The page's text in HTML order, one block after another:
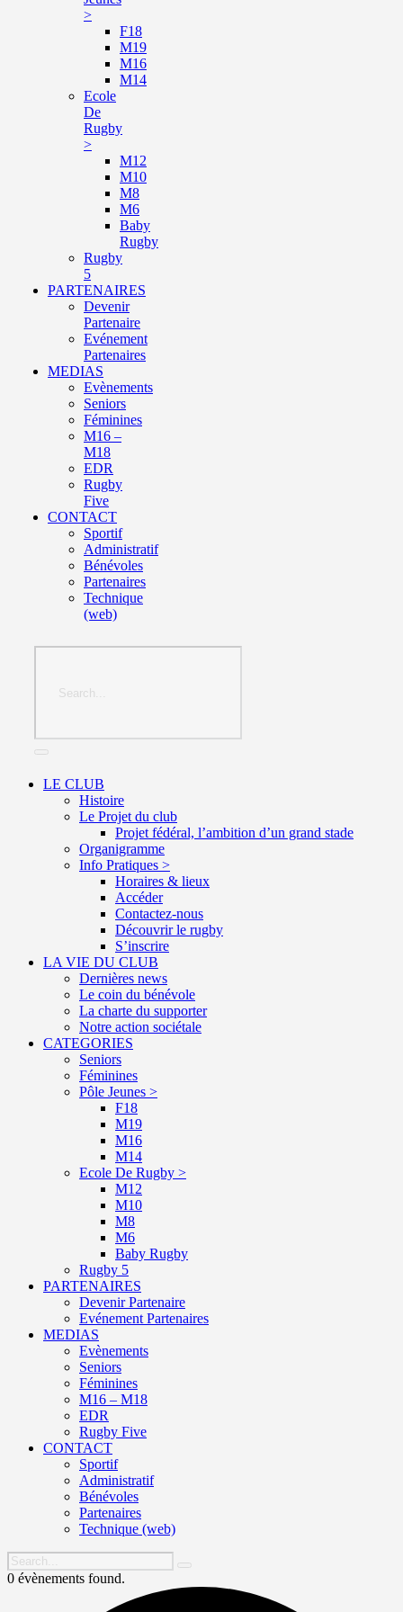
>
F18
M19
M16
M14
Ecole
De
Rugby
>
M12
M10
M8
M6
Baby
Rugby
Rugby
5
PARTENAIRES
Devenir
Partenaire
Evénement
Partenaires
MEDIAS
Evènements
Seniors
Féminines
M16 –
M18
EDR
Rugby
Five
CONTACT
Sportif
Administratif
Bénévoles
Partenaires
Technique
(web)
LE CLUB
Histoire
Le Projet du club
Projet fédéral, l’ambition d’un grand stade
Organigramme
Info Pratiques >
Horaires & lieux
Accéder
Contactez-nous
Découvrir le rugby
S’inscrire
LA VIE DU CLUB
Dernières news
Le coin du bénévole
La charte du supporter
Notre action sociétale
CATEGORIES
Seniors
Féminines
Pôle Jeunes >
F18
M19
M16
M14
Ecole De Rugby >
M12
M10
M8
M6
Baby Rugby
Rugby 5
PARTENAIRES
Devenir Partenaire
Evénement Partenaires
MEDIAS
Evènements
Seniors
Féminines
M16 – M18
EDR
Rugby Five
CONTACT
Sportif
Administratif
Bénévoles
Partenaires
Technique (web)
0 évènements found.